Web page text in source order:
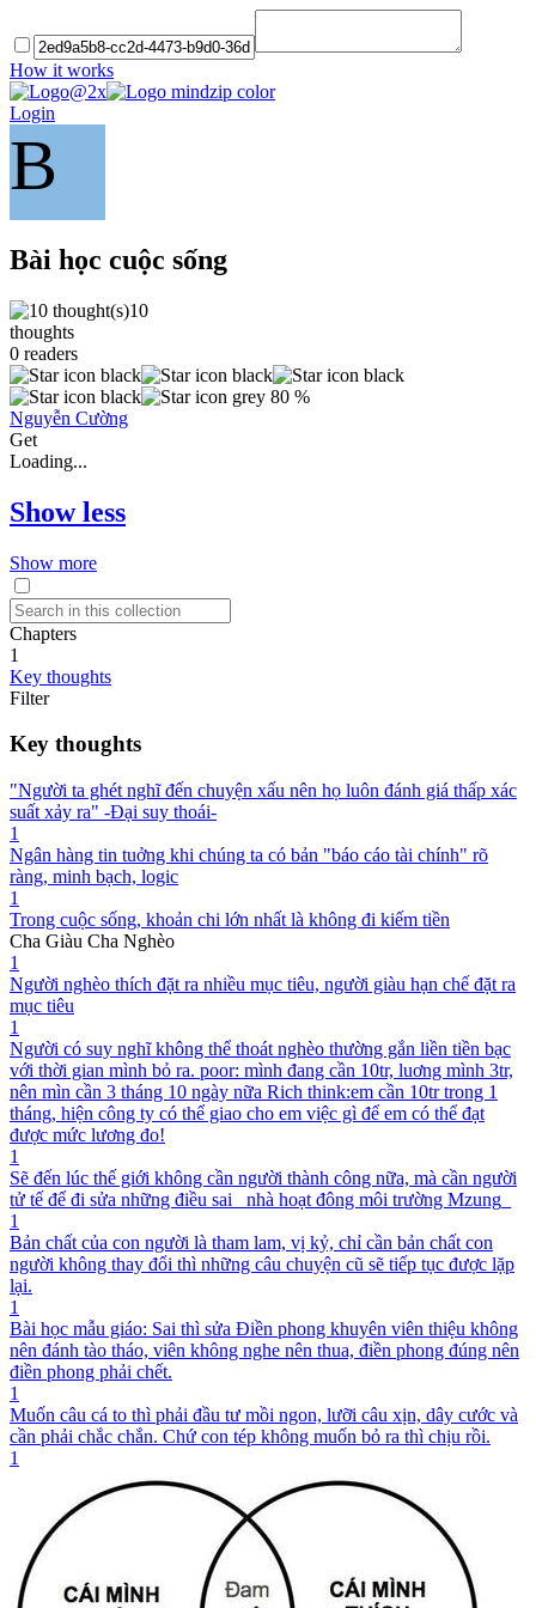
How it works
Login
B
Bài học cuộc sống
10
thoughts
0 readers
80 %
Nguyễn Cường
Get
Loading...
Show less
Show more
Chapters
1
Key thoughts
Filter
Key thoughts
"Người ta ghét nghĩ đến chuyện xấu nên họ luôn đánh giá thấp xác
suất xảy ra" -Đại suy thoái-
1
Ngân hàng tin tuởng khi chúng ta có bản "báo cáo tài chính" rõ
ràng, minh bạch, logic
1
Trong cuộc sống, khoản chi lớn nhất là không đi kiếm tiền
Cha Giàu Cha Nghèo
1
Người nghèo thích đặt ra nhiều mục tiêu, người giàu hạn chế đặt ra
mục tiêu
1
Người có suy nghĩ không thể thoát nghèo thường gắn liền tiền bạc
với thời gian mình bỏ ra. poor: mình đang cần 10tr, luơng mình 3tr,
nên mìn cần 3 tháng 10 ngày nữa Rich think:em cần 10tr trong 1
tháng, hiện công ty có thể giao cho em việc gì để em có thể đạt
được mức lương đo!
1
Sẽ đến lúc thế giới không cần người thành công nữa, mà cần người
tử tế để đi sửa những điều sai _nhà hoạt đông môi trường Mzung_
1
Bản chất của con người là tham lam, vị kỷ, chỉ cần bản chất con
người không thay đổi thì những câu chuyện cũ sẽ tiếp tục được lặp
lại.
1
Bài học mẫu giáo: Sai thì sửa Điền phong khuyên viên thiệu không
nên đánh tào tháo, viên không nghe nên thua, điền phong đúng nên
điền phong phải chết.
1
Muốn câu cá to thì phải đầu tư mồi ngon, lưỡi câu xịn, dây cước và
cần phải chắc chắn. Chứ con tép không muốn bỏ ra thì chịu rồi.
1